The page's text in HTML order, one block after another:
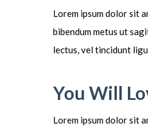
Lorem ipsum dolor sit
bibendum metus ut
lectus, vel tincidunt
You Will
Lorem ipsum dolor sit